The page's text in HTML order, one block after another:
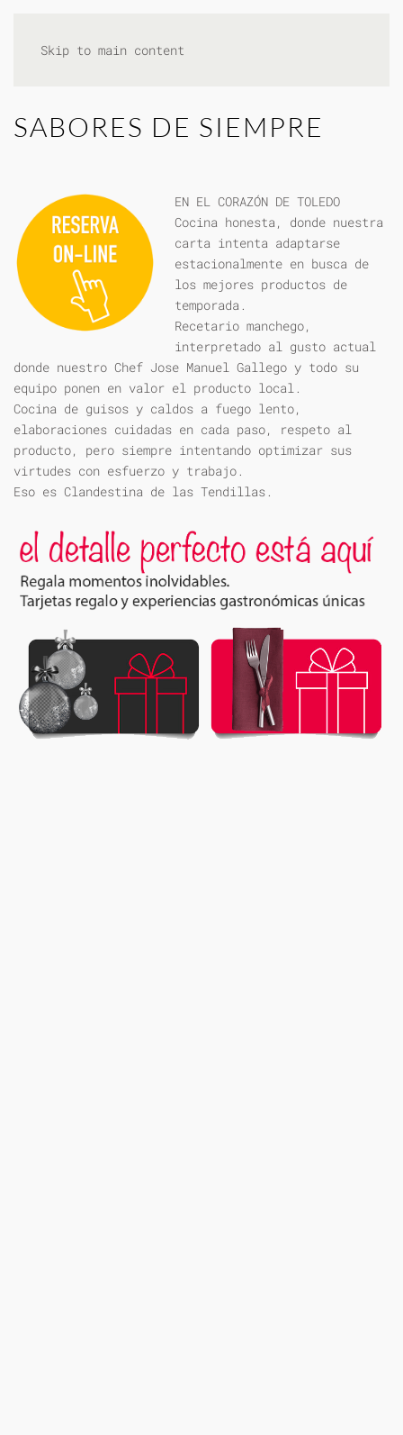
Skip to main content
SABORES DE SIEMPRE
EN EL CORAZÓN DE TOLEDO
Cocina honesta, donde nuestra
carta intenta adaptarse
estacionalmente en busca de
los mejores productos de
temporada.
Recetario manchego,
interpretado al gusto actual
donde nuestro Chef Jose Manuel Gallego y todo su
equipo ponen en valor el producto local.
Cocina de guisos y caldos a fuego lento,
elaboraciones cuidadas en cada paso, respeto al
producto, pero siempre intentando optimizar sus
virtudes con esfuerzo y trabajo.
Eso es Clandestina de las Tendillas.